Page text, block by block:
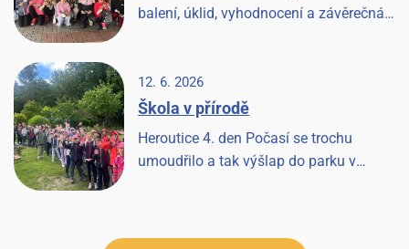
balení, úklid, vyhodnocení a závěrečná
12. 6. 2026
Škola v přírodě
Heroutice 4. den Počasí se trochu
umoudřilo a tak výšlap do parku v